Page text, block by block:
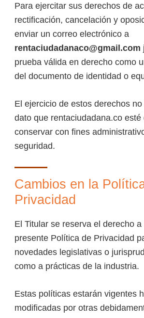
Para ejercitar sus derechos de
rectificación, cancelación y
enviar un correo electrónico a
rentaciudadanaco@gmail.com
prueba válida en derecho como
del documento de identidad o
El ejercicio de estos derechos
dato que rentaciudadana.co esté
conservar con fines
seguridad.
Cambios en la
Privacidad
El Titular se reserva el derecho
presente Política de Privacidad
novedades legislativas o
como a prácticas de la industria.
Estas políticas estarán vigentes
modificadas por otras